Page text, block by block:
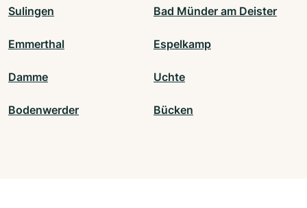
Sulingen Bad Münder am Deister
Emmerthal Espelkamp
Damme Uchte
Bodenwerder Bücken